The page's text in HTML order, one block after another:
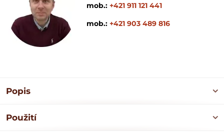
mob.: +421 911 121 441
mob.: +421 903 489 816
Popis
Použití